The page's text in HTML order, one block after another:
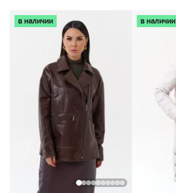
в наличии в наличии